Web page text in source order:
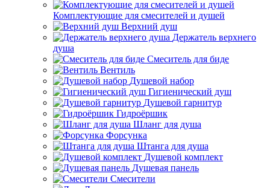
Комплектующие для смесителей и душей
Верхний душ
Держатель верхнего
душа
Смеситель для биде
Вентиль
Душевой набор
Гигиенический душ
Душевой гарнитур
Гидроёршик
Шланг для душа
Форсунка
Штанга для душа
Душевой комплект
Душевая панель
Смесители